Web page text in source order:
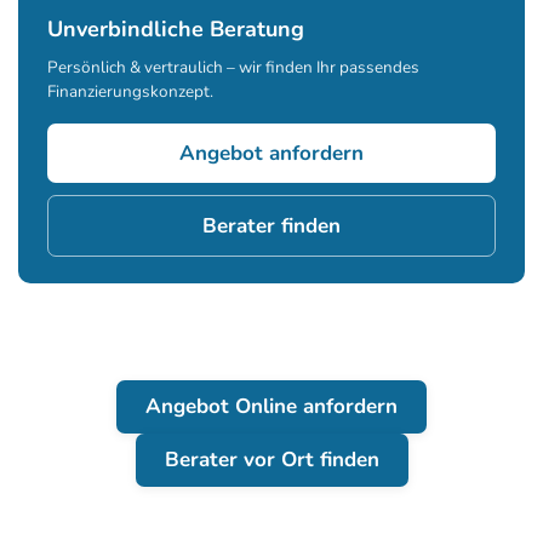
Unverbindliche Beratung
Persönlich & vertraulich – wir finden Ihr passendes
Finanzierungskonzept.
Angebot anfordern
Berater finden
Angebot Online anfordern
Berater vor Ort finden